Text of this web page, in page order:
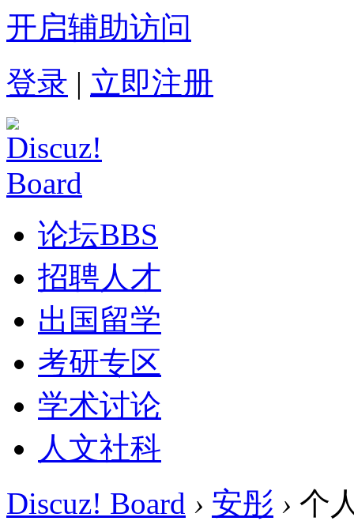
开启辅助访问
登录 | 立即注册
论坛BBS
招聘人才
出国留学
考研专区
学术讨论
人文社科
Discuz! Board › 安彤 › 个